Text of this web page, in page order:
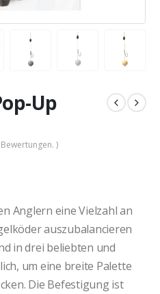
Up
)
Anglern eine Vielzahl an
auszubalancieren
in drei beliebten und
um eine breite Palette
Die Befestigung ist